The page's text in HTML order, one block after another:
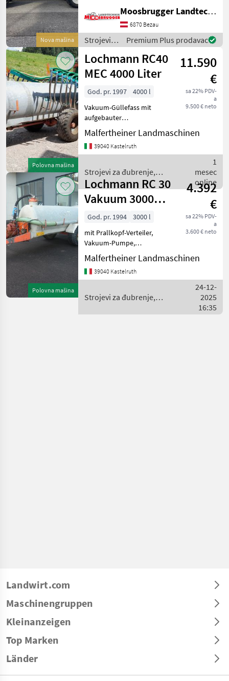
Lochmann
Vakutec
Fliegl
Fuchs
Bauer
Joskin
Prikaži
sve
(51)
MARKETPLACE
Marketplace
Ponude
trgovaca
Oglasi
Nova mašina
vorne, Universalrahmen
mit C-Schinene für
verschiebbare Anbauteile,
Schwallwand, passend f
Moosbrugger Landtechnik GmbH
6870 Bezau
Strojevi
za
đubrenje,
gnojenje i
navodnjavanje
/
Premium Plus prodavac
Polovna mašina
Lochmann RC40
MEC 4000 Liter
11.590
€
sa 22% PDV-
a
9.500 € neto
God. pr. 1997
4000 l
Vakuum-Güllefass mit
aufgebauter
Schleppschlauch-Verteiler
mit hydraulischem
Verteilerkopf, Arbeitsbreite
gesamten
Schleppschlauchverteilers
über e
Malfertheiner Landmaschinen
39040 Kastelruth
Strojevi za đubrenje,
gnojenje i navodnjavanje /
Lochmann
1
mesec
online
Polovna mašina
Lochmann RC 30
Vakuum 3000
Liter
4.392
€
sa 22% PDV-
a
3.600 € neto
God. pr. 1994
3000 l
mit Prallkopf-Verteiler,
Vakuum-Pumpe,
vergrößerter Ölbehälter für
Vakuumpumpen-
Schmierung Usisni vod
gnojenje i navodnjavanje
Cisterne za gnoj
Malfertheiner Landmaschinen
39040 Kastelruth
Strojevi za đubrenje,
Lochmann
24-12-
2025
16:35
Landwirt.com
Maschinengruppen
Kleinanzeigen
Top Marken
Länder